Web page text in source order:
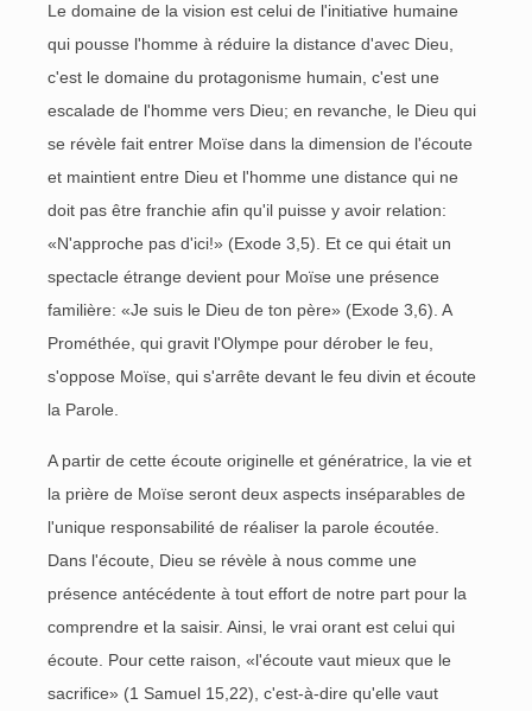
Le domaine de la vision est celui de l'initiative humaine
qui pousse l'homme à réduire la distance d'avec Dieu,
c'est le domaine du protagonisme humain, c'est une
escalade de l'homme vers Dieu; en revanche, le Dieu qui
se révèle fait entrer Moïse dans la dimension de l'écoute
et maintient entre Dieu et l'homme une distance qui ne
doit pas être franchie afin qu'il puisse y avoir relation:
«N'approche pas d'ici!» (Exode 3,5). Et ce qui était un
spectacle étrange devient pour Moïse une présence
familière: «Je suis le Dieu de ton père» (Exode 3,6). A
Prométhée, qui gravit l'Olympe pour dérober le feu,
s'oppose Moïse, qui s'arrête devant le feu divin et écoute
la Parole.
A partir de cette écoute originelle et génératrice, la vie et
la prière de Moïse seront deux aspects inséparables de
l'unique responsabilité de réaliser la parole écoutée.
Dans l'écoute, Dieu se révèle à nous comme une
présence antécédente à tout effort de notre part pour la
comprendre et la saisir. Ainsi, le vrai orant est celui qui
écoute. Pour cette raison, «l'écoute vaut mieux que le
sacrifice» (1 Samuel 15,22), c'est-à-dire qu'elle vaut